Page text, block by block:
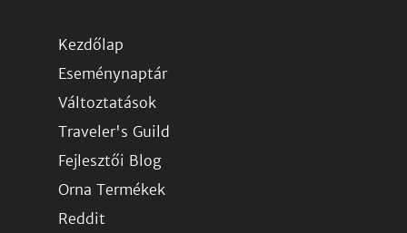
Kezdőlap
Eseménynaptár
Változtatások
Traveler's Guild
Fejlesztői Blog
Orna Termékek
Reddit